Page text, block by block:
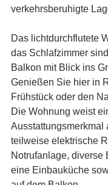
verkehrsberuhigte
Das lichtdurchflutete
das Schlafzimmer
Balkon mit Blick ins
Genießen Sie hier in
Frühstück oder den
Die Wohnung weist
Ausstattungsmerkmal
teilweise elektrische
Notrufanlage, diverse
eine Einbauküche